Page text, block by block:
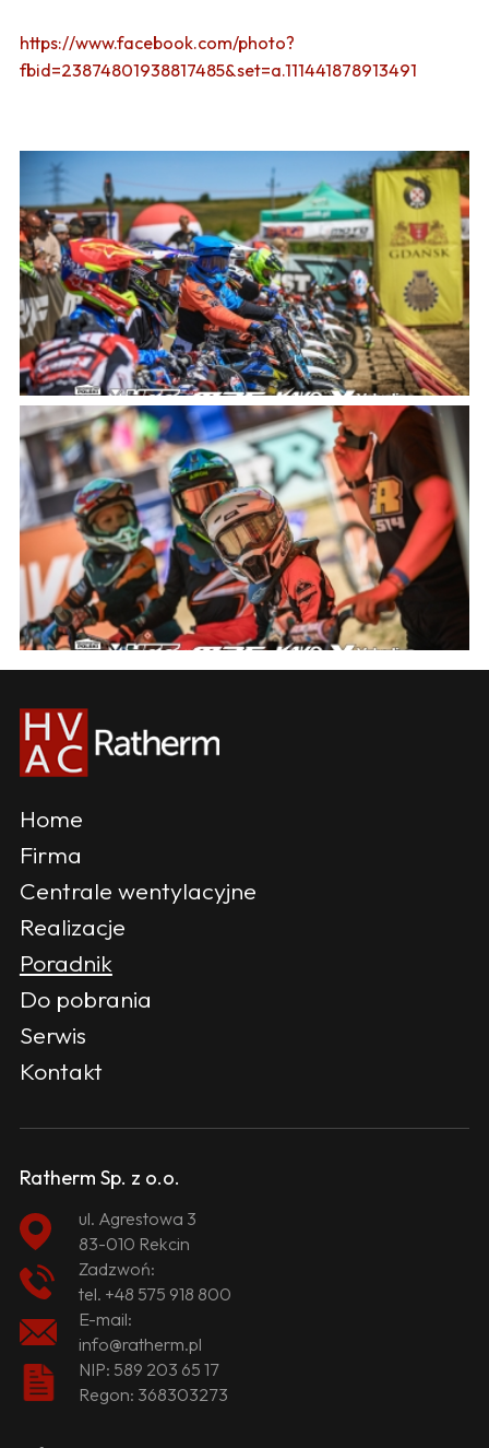
https://www.facebook.com/photo?
fbid=23874801938817485&set=a.111441878913491
Home
Firma
Centrale wentylacyjne
Realizacje
Poradnik
Do pobrania
Serwis
Kontakt
Ratherm Sp. z o.o.
ul. Agrestowa 3
83-010 Rekcin
Zadzwoń:
tel. +48 575 918 800
E-mail:
info@ratherm.pl
NIP: 589 203 65 17
Regon: 368303273